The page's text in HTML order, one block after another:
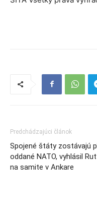
Predchádzajúci článok
Spojené štáty zostávajú
oddané NATO, vyhlásil
na samite v Ankare